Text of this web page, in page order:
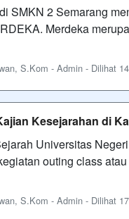
SMKN 2 Semarang
Merdeka
S.Kom - Admin - Dilihat
Kesejarahan di
Universitas
outing class
S.Kom - Admin - Dilihat